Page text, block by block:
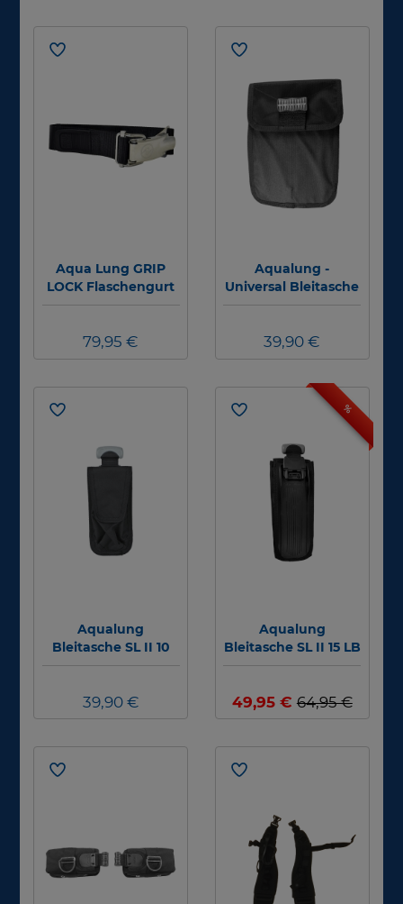
Aqua Lung GRIP
LOCK Flaschengurt
für Standard
79,95 €
Aqualung -
Universal Bleitasche
- 7kg/16lbs -
39,90 €
Aqualung
Bleitasche SL II 10
LB - einzeln
39,90 €
%
Aqualung
Bleitasche SL II 15 LB
- einzeln
49,95 €64,95 €